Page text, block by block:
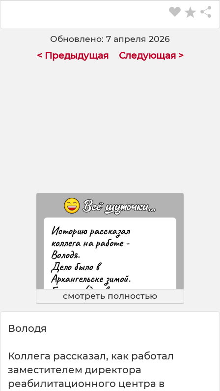
Обновлено: 7 апреля 2026
< Предыдущая Следующая >
смотреть полностью
Володя
Коллега рассказал, как работал
заместителем директора
реабилитационного центра в